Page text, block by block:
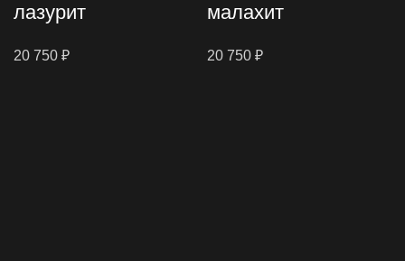
лазурит
20 750 ₽
малахит
20 750 ₽